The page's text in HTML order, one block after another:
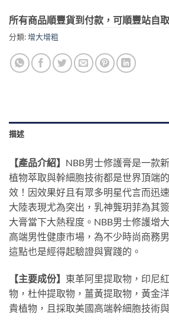
所有商品順豐貨到付款，可順豐站自
分類:增大增粗
描述
【產品介紹】 NBB男士修護膏是一款
植物萃取與幹細胞技術都是世界頂端
效！因效果好且有眾多明星代言而迅
大陸表現尤為突出，乳神龔玥菲為其
大膏當下大熱程度。 NBB男士修護增
高端男性健康市場，為不少時尚商務
這點也是經得起驗證與實踐的。
【主要成份】 東革阿里提取物，印尼
物，杜仲提取物，薑黃提取物，黃金
貴植物，且採取美國高端幹細胞技術